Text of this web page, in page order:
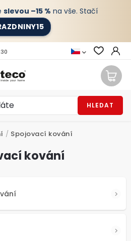
slevou –15 % na vše. Stačí
HLEDAT
/ Spojovací kování
kování